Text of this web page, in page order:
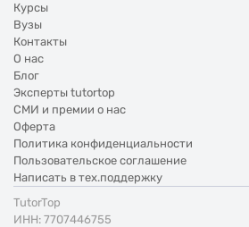
Курсы
Вузы
Контакты
О нас
Блог
Эксперты tutortop
СМИ и премии о нас
Оферта
Политика конфиденциальности
Пользовательское соглашение
Написать в тех.поддержку
TutorTop
ИНН: 7707446755